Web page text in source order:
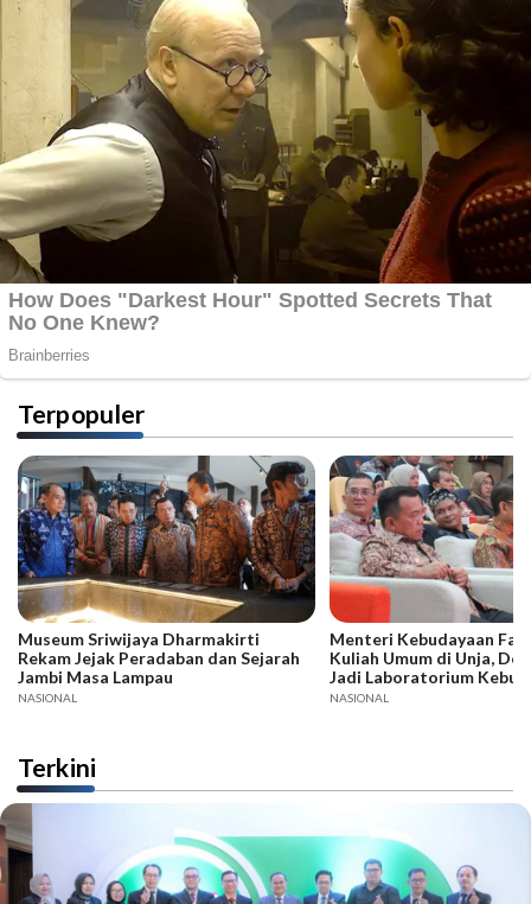
Terpopuler
Museum Sriwijaya Dharmakirti
Rekam Jejak Peradaban dan Sejarah
Jambi Masa Lampau
NASIONAL
Menteri Kebudayaan
Kuliah Umum di Unja,
Jadi Laboratorium
NASIONAL
Terkini